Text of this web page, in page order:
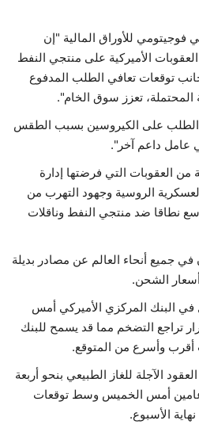
فوجيتومي للأوراق المالية "إن
الأميركية على منتجي النفط
توقعات تعافي الطلب المدفوع
المحتملة، تعزز سوق الخام".
الطلب على الكيروسين بسبب الطقس
عامل داعم آخر".
العقوبات التي فرضتها إدارة
الروسية وجهود التهرب من
نطاقا ضد منتجي النفط وناقلات
جميع أنحاء العالم عن مصادر بديلة
الشحن.
في البنك المركزي الأميركي أمس
تراجع التضخم مما قد يسمح للبنك
وأسرع من المتوقع.
الآجلة للغاز الطبيعي بنحو أربعة
أمس الخميس وسط توقعات
الأسبوع.